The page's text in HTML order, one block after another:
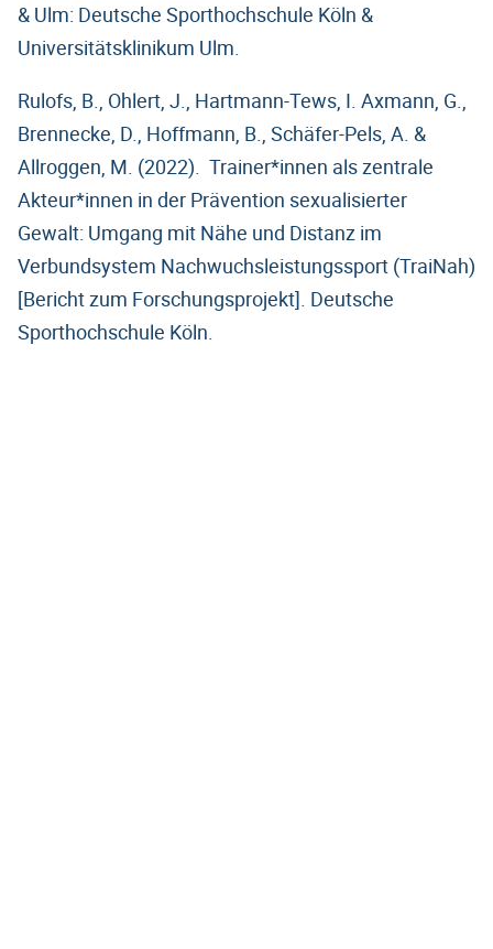
& Ulm: Deutsche Sporthochschule Köln &
Universitätsklinikum Ulm.
Rulofs, B., Ohlert, J., Hartmann-Tews, I. Axmann, G.,
Brennecke, D., Hoffmann, B., Schäfer-Pels, A. &
Allroggen, M. (2022). Trainer*innen als zentrale
Akteur*innen in der Prävention sexualisierter
Gewalt: Umgang mit Nähe und Distanz im
Verbundsystem Nachwuchsleistungssport (TraiNah)
[Bericht zum Forschungsprojekt]. Deutsche
Sporthochschule Köln.